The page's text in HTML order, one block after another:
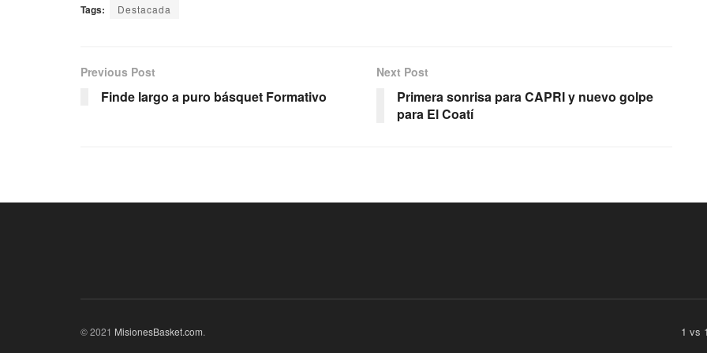
Tags: Destacada
Previous Post
Finde largo a puro básquet Formativo
Next Post
Primera sonrisa para CAPRI y nuevo golpe
para El Coatí
1 vs
© 2021 MisionesBasket.com.